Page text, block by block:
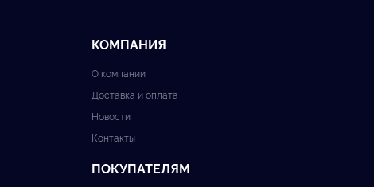
КОМПАНИЯ
О компании
Доставка и оплата
Новости
Контакты
ПОКУПАТЕЛЯМ